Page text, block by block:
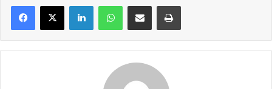
LinkedInWhatsAppCondividi via mail Stampa